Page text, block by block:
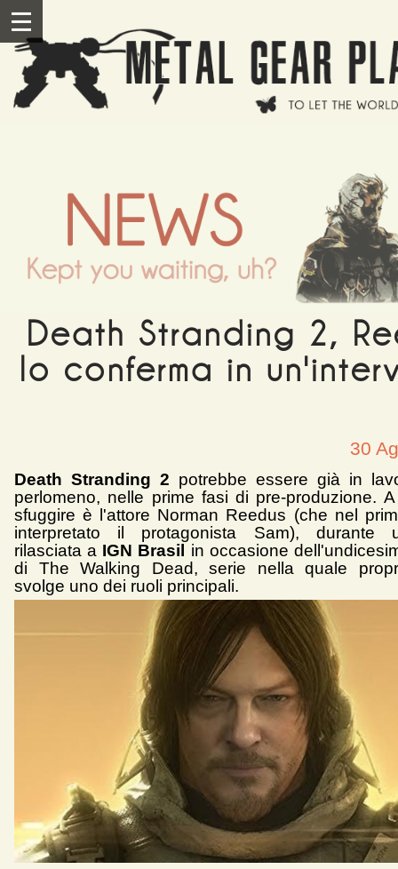
Death Stranding 2,
lo conferma in
III
30
Death Stranding 2 potrebbe essere già in
perlomeno, nelle prime fasi di pre-produzione.
sfuggire è l'attore Norman Reedus (che nel
interpretato il protagonista Sam), durante
rilasciata a IGN Brasil
in occasione
di The Walking Dead, serie nella quale
svolge uno dei ruoli principali.